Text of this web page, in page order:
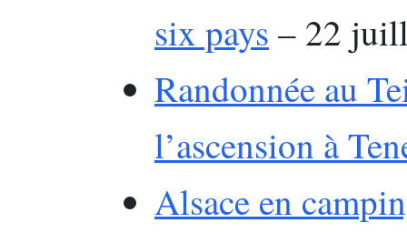
six pays – 22
Randonnée au
l’ascension à
Alsace en